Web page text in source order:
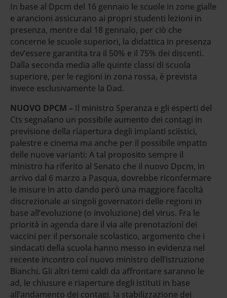
In base al Dpcm del 16 gennaio le scuole in zone gialle
e arancioni assicurano ai propri studenti lezioni in
presenza, mentre dal 18 gennaio, per ciò che
concerne le scuole superiori, la didattica in presenza
dev’essere garantita tra il 50% e il 75% dei discenti.
Dalla seconda media alle quinte classi di scuola
superiore, per le regioni in zona rossa, è prevista
invece esclusivamente la Dad.
NUOVO DPCM – Il ministro Speranza e gli esperti del
Cts segnalano un possibile aumento dei contagi in
previsione della riapertura degli impianti sciistici,
palestre e cinema ma anche per il possibile impatto
delle nuove varianti: A tal proposito sempre il
ministro ha riferito al Senato che il nuovo Dpcm, in
arrivo dal 6 marzo a Pasqua, dovrebbe riconfermare
le misure in atto dando però una maggiore facoltà
discrezionale ai singoli governatori delle regioni in
base all’evoluzione (o involuzione) del virus. Fra le
priorità in agenda dare il via alle prenotazioni dei
vaccini per il personale scolastico, argomento che i
sindacati della scuola hanno messo in evidenza nel
recente incontro col nuovo ministro dell’istruzione
Bianchi. Gli altri temi caldi da affrontare saranno le
ad, le chiusure e riaperture degli istituti in base
all’andamento dei contagi, la stabilizzazione dei